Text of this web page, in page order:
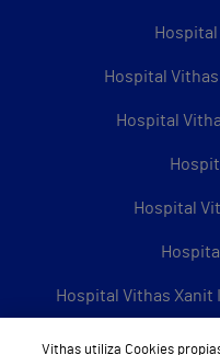
Hospital
Hospital
Hospital
Hospital Vithas
Todos
Vithas utiliza Cookies